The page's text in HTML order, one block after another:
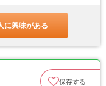
に興味がある
保存する